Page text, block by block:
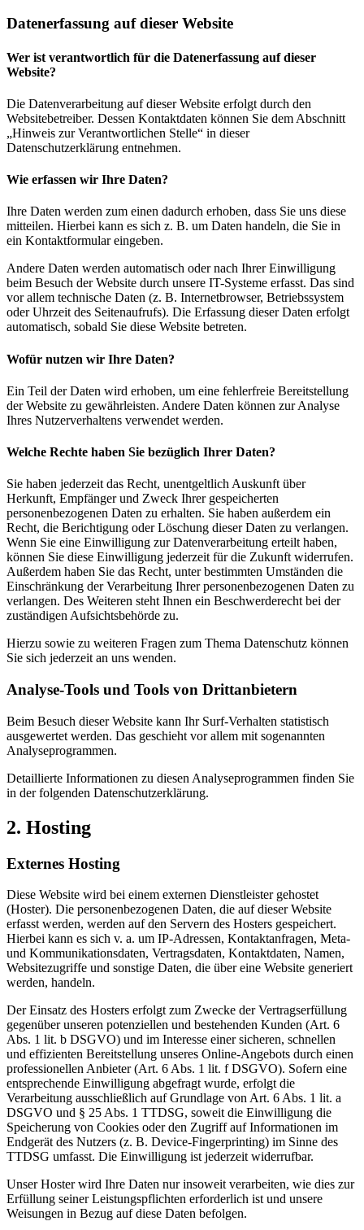
Datenerfassung auf dieser Website
Wer ist verantwortlich für die Datenerfassung auf dieser
Website?
Die Datenverarbeitung auf dieser Website erfolgt durch den
Websitebetreiber. Dessen Kontaktdaten können Sie dem Abschnitt
„Hinweis zur Verantwortlichen Stelle“ in dieser
Datenschutzerklärung entnehmen.
Wie erfassen wir Ihre Daten?
Ihre Daten werden zum einen dadurch erhoben, dass Sie uns diese
mitteilen. Hierbei kann es sich z. B. um Daten handeln, die Sie in
ein Kontaktformular eingeben.
Andere Daten werden automatisch oder nach Ihrer Einwilligung
beim Besuch der Website durch unsere IT-Systeme erfasst. Das sind
vor allem technische Daten (z. B. Internetbrowser, Betriebssystem
oder Uhrzeit des Seitenaufrufs). Die Erfassung dieser Daten erfolgt
automatisch, sobald Sie diese Website betreten.
Wofür nutzen wir Ihre Daten?
Ein Teil der Daten wird erhoben, um eine fehlerfreie Bereitstellung
der Website zu gewährleisten. Andere Daten können zur Analyse
Ihres Nutzerverhaltens verwendet werden.
Welche Rechte haben Sie bezüglich Ihrer Daten?
Sie haben jederzeit das Recht, unentgeltlich Auskunft über
Herkunft, Empfänger und Zweck Ihrer gespeicherten
personenbezogenen Daten zu erhalten. Sie haben außerdem ein
Recht, die Berichtigung oder Löschung dieser Daten zu verlangen.
Wenn Sie eine Einwilligung zur Datenverarbeitung erteilt haben,
können Sie diese Einwilligung jederzeit für die Zukunft widerrufen.
Außerdem haben Sie das Recht, unter bestimmten Umständen die
Einschränkung der Verarbeitung Ihrer personenbezogenen Daten zu
verlangen. Des Weiteren steht Ihnen ein Beschwerderecht bei der
zuständigen Aufsichtsbehörde zu.
Hierzu sowie zu weiteren Fragen zum Thema Datenschutz können
Sie sich jederzeit an uns wenden.
Analyse-Tools und Tools von Dritt­anbietern
Beim Besuch dieser Website kann Ihr Surf-Verhalten statistisch
ausgewertet werden. Das geschieht vor allem mit sogenannten
Analyseprogrammen.
Detaillierte Informationen zu diesen Analyseprogrammen finden Sie
in der folgenden Datenschutzerklärung.
2. Hosting
Externes Hosting
Diese Website wird bei einem externen Dienstleister gehostet
(Hoster). Die personenbezogenen Daten, die auf dieser Website
erfasst werden, werden auf den Servern des Hosters gespeichert.
Hierbei kann es sich v. a. um IP-Adressen, Kontaktanfragen, Meta-
und Kommunikationsdaten, Vertragsdaten, Kontaktdaten, Namen,
Websitezugriffe und sonstige Daten, die über eine Website generiert
werden, handeln.
Der Einsatz des Hosters erfolgt zum Zwecke der Vertragserfüllung
gegenüber unseren potenziellen und bestehenden Kunden (Art. 6
Abs. 1 lit. b DSGVO) und im Interesse einer sicheren, schnellen
und effizienten Bereitstellung unseres Online-Angebots durch einen
professionellen Anbieter (Art. 6 Abs. 1 lit. f DSGVO). Sofern eine
entsprechende Einwilligung abgefragt wurde, erfolgt die
Verarbeitung ausschließlich auf Grundlage von Art. 6 Abs. 1 lit. a
DSGVO und § 25 Abs. 1 TTDSG, soweit die Einwilligung die
Speicherung von Cookies oder den Zugriff auf Informationen im
Endgerät des Nutzers (z. B. Device-Fingerprinting) im Sinne des
TTDSG umfasst. Die Einwilligung ist jederzeit widerrufbar.
Unser Hoster wird Ihre Daten nur insoweit verarbeiten, wie dies zur
Erfüllung seiner Leistungspflichten erforderlich ist und unsere
Weisungen in Bezug auf diese Daten befolgen.